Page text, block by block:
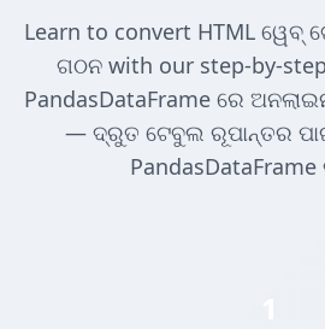
Learn to convert HTML ୱେବ୍
ଗଠନ with our step-by-
PandasDataFrame ରେ
— ଦ୍ରୁତ ଟେବୁଲ ରୂପାନ୍ତର
PandasDataFrame